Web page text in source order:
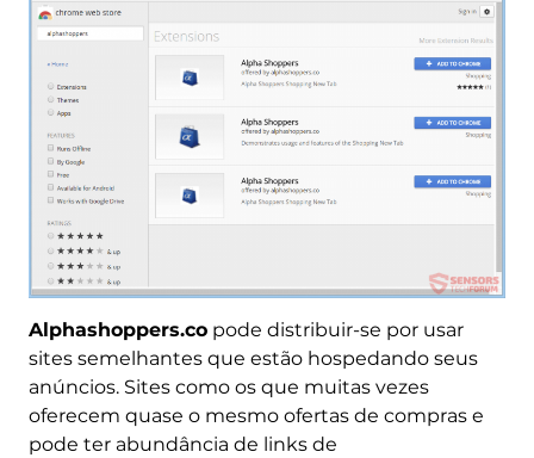
Alphashoppers.copode distribuir-se por usar
sites semelhantes que estão hospedando seus
anúncios. Sites como os que muitas vezes
oferecem quase o mesmo ofertas de compras e
pode ter abundância de links de